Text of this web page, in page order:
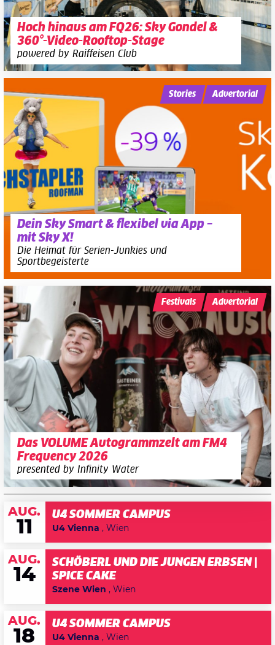
Hoch hinaus am FQ26: Sky Gondel &
360°-Video-Rooftop-Stage
powered by Raiffeisen Club
Dein Sky Smart & flexibel via App –
mit Sky X!
Die Heimat für Serien-Junkies und
Sportbegeisterte
Stories Advertorial
Das VOLUME Autogrammzelt am FM4
Frequency 2026
presented by Infinity Water
Festivals Advertorial
AUG.
11
U4 SOMMER CAMPUS
U4 Vienna , Wien
AUG.
14
SCHÖBERL UND DIE JUNGEN ERBSEN |
SPICE CAKE
Szene Wien , Wien
AUG.
18
U4 SOMMER CAMPUS
U4 Vienna , Wien